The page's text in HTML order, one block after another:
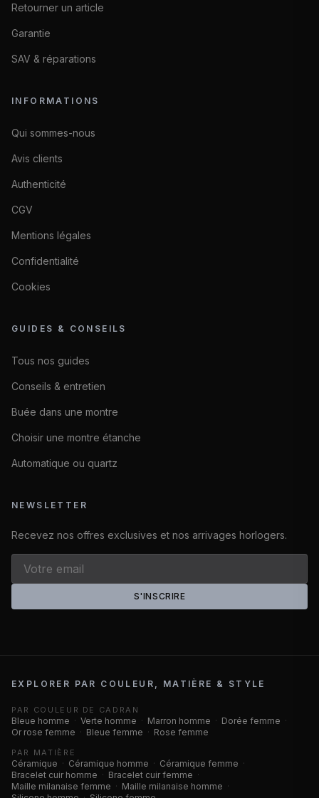
Retourner un article
Garantie
SAV & réparations
INFORMATIONS
Qui sommes-nous
Avis clients
Authenticité
CGV
Mentions légales
Confidentialité
Cookies
GUIDES & CONSEILS
Tous nos guides
Conseils & entretien
Buée dans une montre
Choisir une montre étanche
Automatique ou quartz
NEWSLETTER
Recevez nos offres exclusives et nos arrivages horlogers.
S'INSCRIRE
EXPLORER PAR COULEUR, MATIÈRE & STYLE
PAR COULEUR DE CADRAN
Bleue homme · Verte homme · Marron homme · Dorée femme ·
Or rose femme · Bleue femme · Rose femme
PAR MATIÈRE
Céramique · Céramique homme · Céramique femme ·
Bracelet cuir homme · Bracelet cuir femme ·
Maille milanaise femme · Maille milanaise homme ·